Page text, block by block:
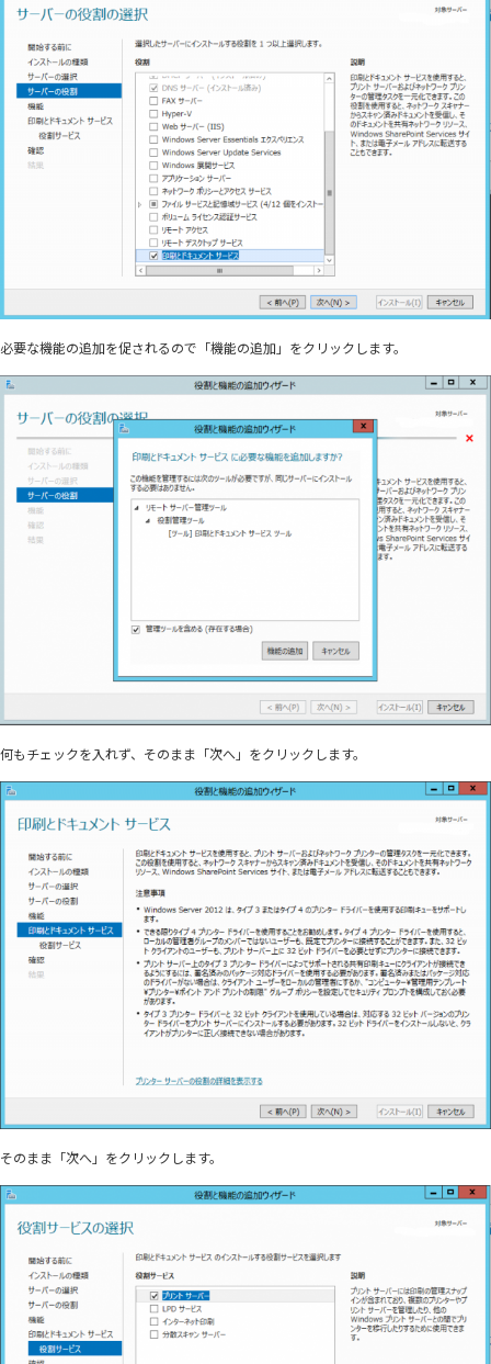
必要な機能の追加を促されるので「機能の追加」をクリックします。
何もチェックを入れず、そのまま「次へ」をクリックします。
そのまま「次へ」をクリックします。